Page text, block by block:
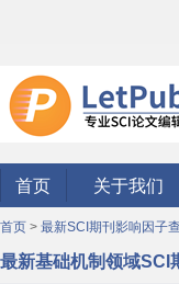
首页 关于我们
首页 > 最新SCI期刊影响因子
最新基础机制领域SCI